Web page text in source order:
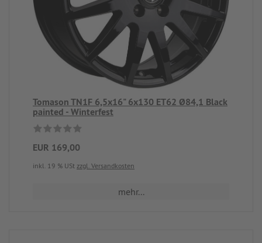
Tomason TN1F 6,5x16" 6x130 ET62 Ø84,1 Black
painted - Winterfest
EUR 169,00
inkl. 19 % USt zzgl. Versandkosten
mehr...